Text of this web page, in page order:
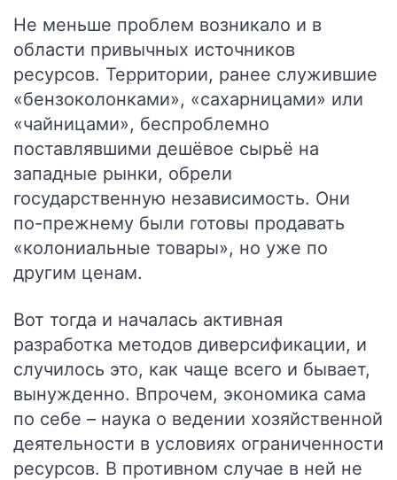
Не меньше проблем возникало и в
области привычных источников
ресурсов. Территории, ранее служившие
«бензоколонками», «сахарницами» или
«чайницами», беспроблемно
поставлявшими дешёвое сырьё на
западные рынки, обрели
государственную независимость. Они
по-прежнему были готовы продавать
«колониальные товары», но уже по
другим ценам.
Вот тогда и началась активная
разработка методов диверсификации, и
случилось это, как чаще всего и бывает,
вынужденно. Впрочем, экономика сама
по себе – наука о ведении хозяйственной
деятельности в условиях ограниченности
ресурсов. В противном случае в ней не